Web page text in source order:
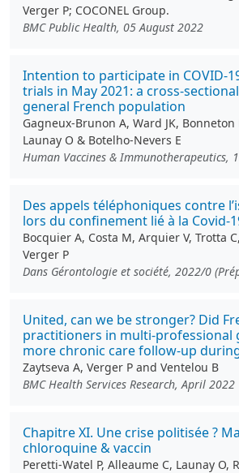
Verger P; COCONEL Group.
BMC Public Health, 05 August 2022
Intention to participate in COVID-
trials in May 2021: a cross-
general French population
Gagneux-Brunon A, Ward JK, Bonneton
Launay O & Botelho-Nevers E
Human Vaccines & Immunotherapeutics,
Des appels téléphoniques contre
lors du confinement lié à la Covid-
Bocquier A, Costa M, Arquier V, Trotta
Verger P
Dans Gérontologie et société, 2022/0
United, can we be stronger? Did
practitioners in multi-professional
more chronic care follow-up
Zaytseva A, Verger P and Ventelou B
BMC Health Services Research, April 2022
Chapitre XI. Une crise politisée ?
chloroquine & vaccin
Peretti-Watel P, Alleaume C, Launay O,